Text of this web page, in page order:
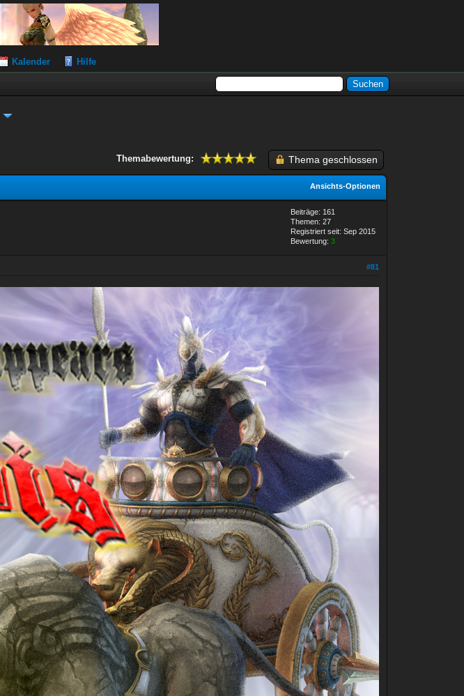
Kalender Hilfe
Thema geschlossen
Themabewertung:
Ansichts-Optionen
Beiträge: 161
Themen: 27
Registriert seit: Sep 2015
Bewertung:3
#81